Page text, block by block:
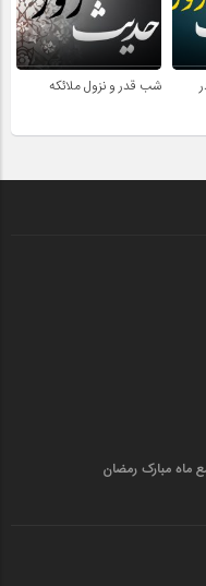
شب قدر و نزول ملائکه
ماه مبارک رمضان